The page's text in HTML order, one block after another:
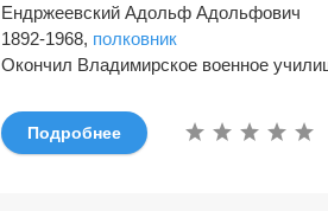
Ендржеевский Адольф Адольфович
1892-1968, полковник
Окончил Владимирское военное
Подробнее